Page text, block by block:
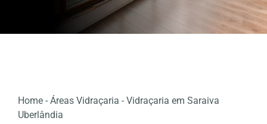
Home - Áreas Vidraçaria - Vidraçaria em Saraiva
Uberlândia